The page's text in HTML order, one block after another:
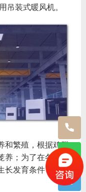
吊装式暖风机。
和繁殖，根据鸡群
养；为了在冬季让
长发育条件，需要